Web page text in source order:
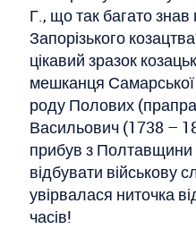
Г., що так багато
Запорізького
цікавий зразок
мешканця
роду Полових
Васильович (1738 –
прибув з Полтавщини
відбувати військову
увірвалася ниточка
часів!